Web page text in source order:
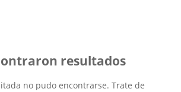
resultados
no pudo encontrarse. Trate de